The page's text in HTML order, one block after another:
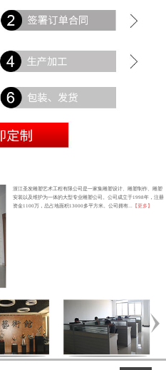
浙江圣发雕塑艺术工程有限公司是一家集雕塑设计、雕塑制作、雕塑
安装以及维护为一体的大型专业雕塑公司。公司成立于1998年，注册
资金1100万，总占地面积13000多平方米。公司拥有...
【更多】